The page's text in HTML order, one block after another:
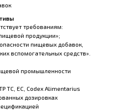
требованиям:
продукции»;
пищевых добавок,
вспомогательных средств».
промышленности
ТС, ЕС, Codex Alimentarius
дозировках